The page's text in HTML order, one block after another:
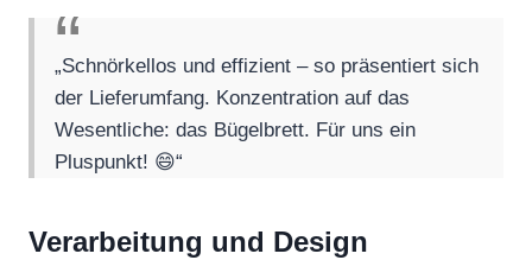
„Schnörkellos und effizient – so präsentiert sich
der Lieferumfang. Konzentration auf das
Wesentliche: das Bügelbrett. Für uns ein
Pluspunkt! 😄“
Verarbeitung und Design